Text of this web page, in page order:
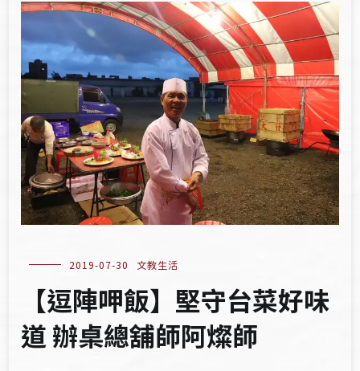
2019-07-30 文教生活
【逗陣呷飯】堅守台菜好味
道 辦桌總舖師阿燦師